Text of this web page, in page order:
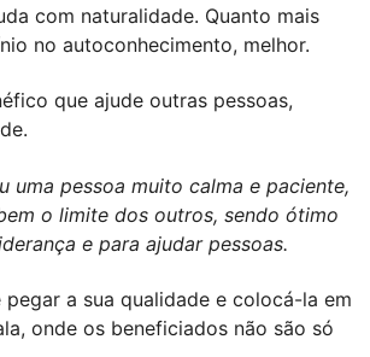
com naturalidade. Quanto mais
no autoconhecimento, melhor.
que ajude outras pessoas,
uma pessoa muito calma e paciente,
o limite dos outros, sendo ótimo
e para ajudar pessoas.
pegar a sua qualidade e colocá-la em
onde os beneficiados não são só